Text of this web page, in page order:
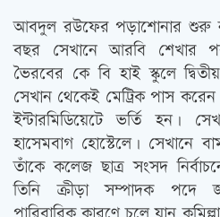
আবদুল রউফের পড়াশোনার শুরু
বছর সেখানে আরবি শেখার
ভৈরবের কে বি হাই স্কুলে
সেখান থেকেই মেট্রিক পাস
ইন্টারমিডিয়েটে ভর্তি হন।
হাসেমবাগ হোস্টেলে। সেখানে
তাঁকে কলেজ ছাত্র সংসদ
তিনি ক্রীড়া সম্পাদক পদে